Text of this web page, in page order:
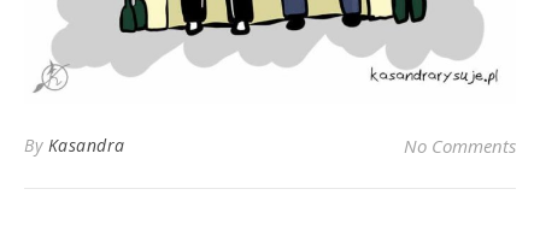
By Kasandra No Comments